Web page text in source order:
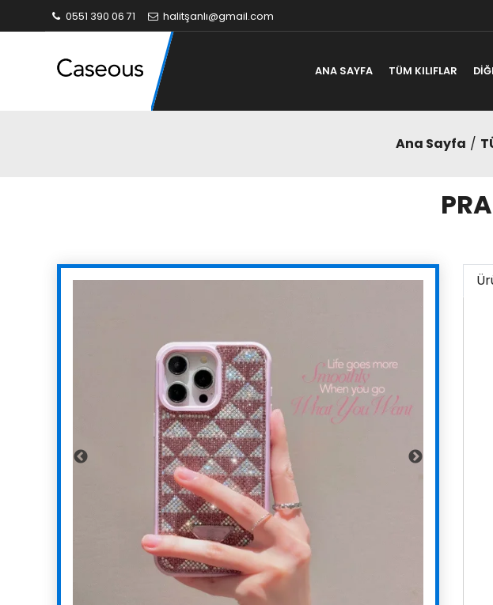
0551 390 06 71 halitşanlı@gmail.com
ANA SAYFA TÜM KILIFLAR
Ana Sayfa